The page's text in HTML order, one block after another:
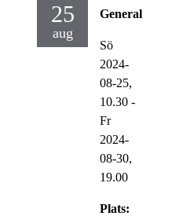
25
aug
General
Sö
2024-
08-25,
10.30 -
Fr
2024-
08-30,
19.00
Plats: